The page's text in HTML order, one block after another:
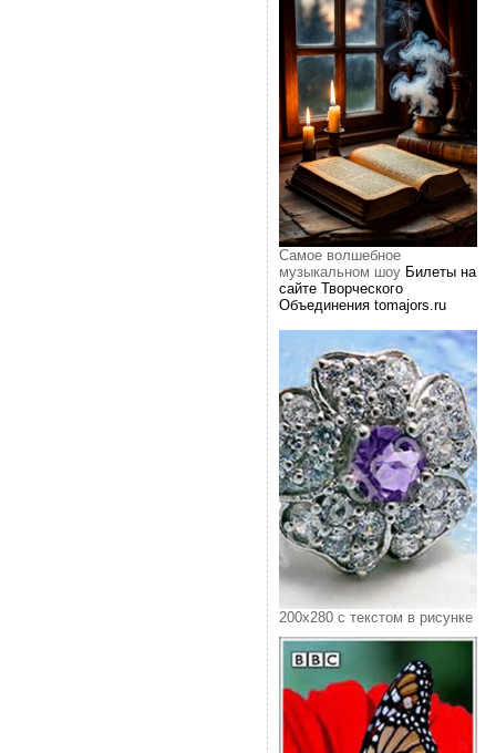
Самое волшебное
музыкальном шоуБилеты на
сайте Творческого
Объединения tomajors.ru
200х280 с текстом в рисунке